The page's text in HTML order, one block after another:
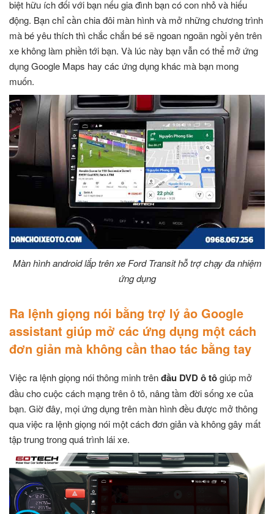
biệt hữu ích đối với bạn nếu gia đình bạn có con nhỏ và hiếu
động. Bạn chỉ cần chia đôi màn hình và mở những chương trình
mà bé yêu thích thì chắc chắn bé sẽ ngoan ngoãn ngồi yên trên
xe không làm phiền tới bạn. Và lúc này bạn vẫn có thể mở ứng
dụng Google Maps hay các ứng dụng khác mà bạn mong
muốn.
Màn hình android lắp trên xe Ford Transit hỗ trợ chạy đa nhiệm
ứng dụng
Ra lệnh giọng nói bằng trợ lý ảo Google
assistant giúp mở các ứng dụng một cách
đơn giản mà không cần thao tác bằng tay
Việc ra lệnh giọng nói thông minh trênđầu DVD ô tôgiúp mở
đầu cho cuộc cách mạng trên ô tô, nâng tầm đời sống xe của
bạn. Giờ đây, mọi ứng dụng trên màn hình đều được mở thông
qua việc ra lệnh giọng nói một cách đơn giản và không gây mất
tập trung trong quá trình lái xe.